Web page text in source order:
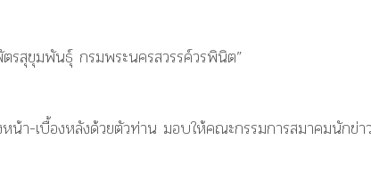
ตรสุขุมพันธุ์ กรมพระนครสวรรค์วรพินิต”
น้า-เบื้องหลังด้วยตัวท่าน มอบให้คณะกรรมการสมาคมนักข่า